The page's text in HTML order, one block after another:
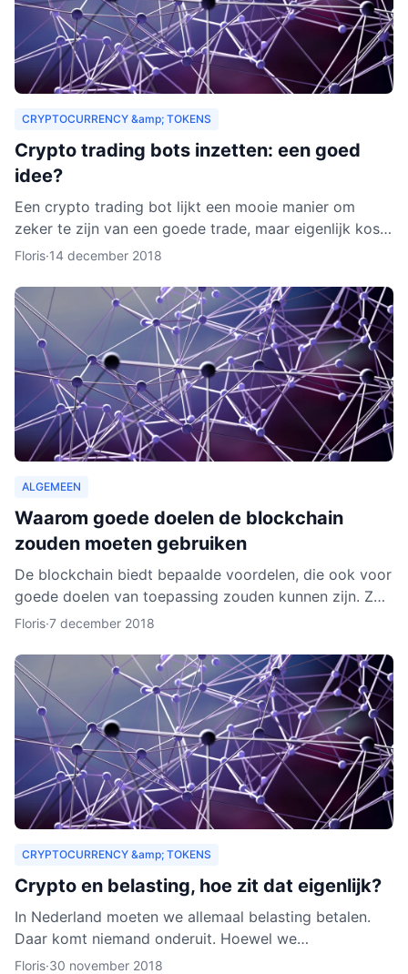
CRYPTOCURRENCY &amp; TOKENS
Crypto trading bots inzetten: een goed
idee?
Een crypto trading bot lijkt een mooie manier om
zeker te zijn van een goede trade, maar eigenlijk kost
het instellen van een bot nog aardig wat tijd en
Floris·14 december 2018
ALGEMEEN
Waarom goede doelen de blockchain
zouden moeten gebruiken
De blockchain biedt bepaalde voordelen, die ook voor
goede doelen van toepassing zouden kunnen zijn. Zo
zouden organisaties ook een heel nieuw publiek
Floris·7 december 2018
CRYPTOCURRENCY &amp; TOKENS
Crypto en belasting, hoe zit dat eigenlijk?
In Nederland moeten we allemaal belasting betalen.
Daar komt niemand onderuit. Hoewel we
cryptocurrency vaak zien als virtueel geld, is het toch
Floris·30 november 2018